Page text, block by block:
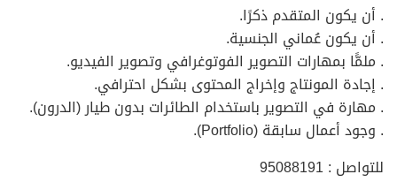
. أن يكون المتقدم ذكرًا.
. أن يكون عُماني الجنسية.
. ملمًّا بمهارات التصوير الفوتوغرافي وتصوير الفيديو.
. إجادة المونتاج وإخراج المحتوى بشكل احترافي.
. مهارة في التصوير باستخدام الطائرات بدون طيار (الدرون).
. وجود أعمال سابقة (Portfolio).
للتواصل : 95088191